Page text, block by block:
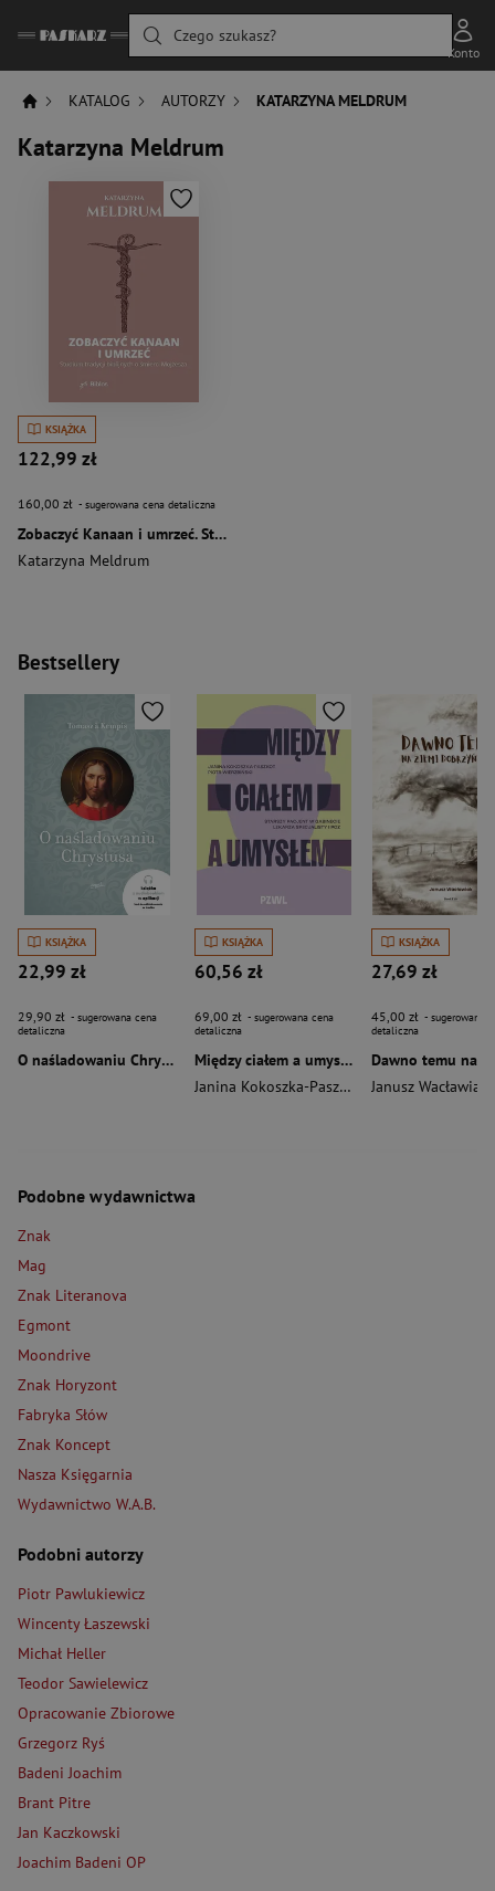
Czego szukasz?
Konto
KATALOG AUTORZY KATARZYNA MELDRUM
Katarzyna Meldrum
KSIĄŻKA
122,99 zł
160,00 zł - sugerowana cena detaliczna
Zobaczyć Kanaan i umrzeć. Studium tradycji biblijnych o śmierci Mojżesza
Katarzyna Meldrum
Bestsellery
KSIĄŻKA
22,99 zł
29,90 zł - sugerowana cena
detaliczna
O naśladowaniu Chrystusa wyd. 2026
KSIĄŻKA
60,56 zł
69,00 zł - sugerowana cena
detaliczna
Między ciałem a umysłem
Janina Kokoszka-Paszkot
Piotr Wierzbiński
KSIĄŻKA
27,69 zł
45,00 zł - sugerowana
detaliczna
Janusz Wacławiak
Podobne wydawnictwa
Znak
Mag
Znak Literanova
Egmont
Moondrive
Znak Horyzont
Fabryka Słów
Znak Koncept
Nasza Księgarnia
Wydawnictwo W.A.B.
Podobni autorzy
Piotr Pawlukiewicz
Wincenty Łaszewski
Michał Heller
Teodor Sawielewicz
Opracowanie Zbiorowe
Grzegorz Ryś
Badeni Joachim
Brant Pitre
Jan Kaczkowski
Joachim Badeni OP